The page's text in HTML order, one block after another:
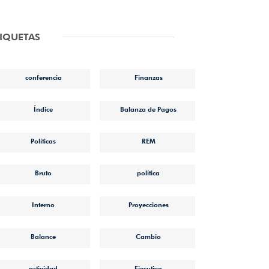
conferencia Finanzas
Índice Balanza de Pagos
Políticas REM
Bruto política
Interno Proyecciones
Balance Cambio